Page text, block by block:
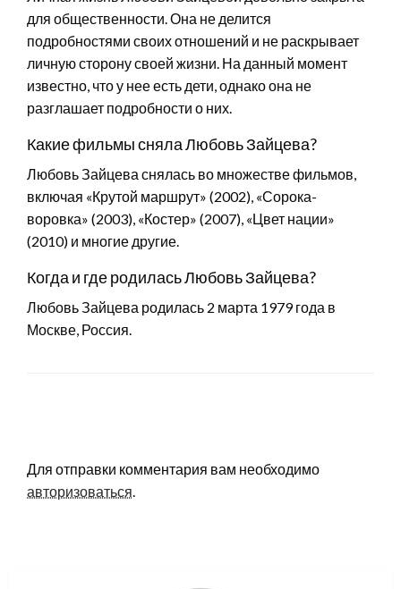
для общественности. Она не делится
подробностями своих отношений и не раскрывает
личную сторону своей жизни. На данный момент
известно, что у нее есть дети, однако она не
разглашает подробности о них.
Какие фильмы сняла Любовь Зайцева?
Любовь Зайцева снялась во множестве фильмов,
включая «Крутой маршрут» (2002), «Сорока-
воровка» (2003), «Костер» (2007), «Цвет нации»
(2010) и многие другие.
Когда и где родилась Любовь Зайцева?
Любовь Зайцева родилась 2 марта 1979 года в
Москве, Россия.
Для отправки комментария вам необходимо
авторизоваться.